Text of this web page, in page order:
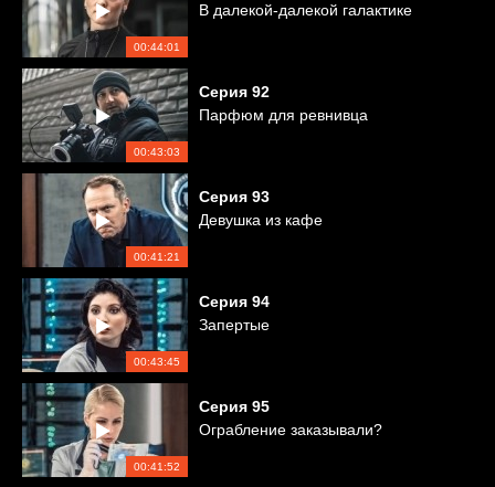
00:44:01
В далекой-далекой галактике
00:43:03
Серия 92
Парфюм для ревнивца
00:41:21
Серия 93
Девушка из кафе
00:43:45
Серия 94
Запертые
00:41:52
Серия 95
Ограбление заказывали?